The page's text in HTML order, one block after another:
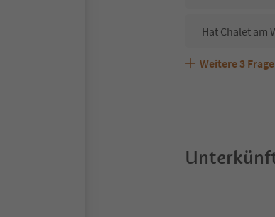
Hat Chalet am
Sind Haustiere
Welche
Weitere 3